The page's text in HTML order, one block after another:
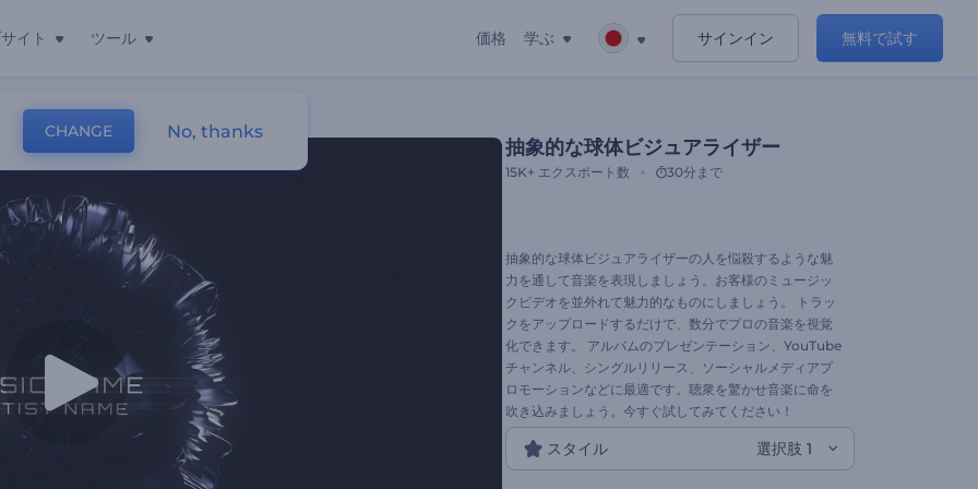
イト ツール 価格 学ぶ サインイン 無料で試す
抽象的な球体ビジュアライザー
15K+ エクスポート数 30分まで
抽象的な球体ビジュアライザーの人を悩殺するような魅
力を通して音楽を表現しましょう。お客様のミュージッ
クビデオを並外れて魅力的なものにしましょう。 トラッ
クをアップロードするだけで、数分でプロの音楽を視覚
化できます。 アルバムのプレゼンテーション、YouTube
チャンネル、シングルリリース、ソーシャルメディアプ
ロモーションなどに最適です。聴衆を驚かせ音楽に命を
吹き込みましょう。今すぐ試してみてください！
スタイル 選択肢 1
CHANGE No, thanks